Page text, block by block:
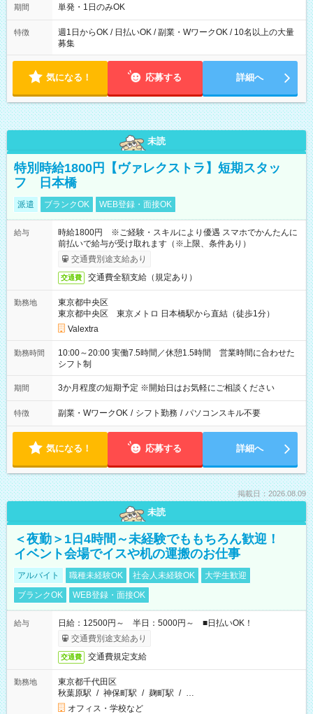
可能です！ ※1日あたりの最大実働時間は日勤、夜勤共に勤務し
期間 単発・1日のみOK
特徴
週1日からOK / 日払いOK / 副業・WワークOK / 10名以上の大量
募集
気になる！ 応募する 詳細へ
未読
特別時給1800円【ヴァレクストラ】短期スタッ
フ 日本橋
派遣 ブランクOK WEB登録・面接OK
給与
時給1800円 ※ご経験・スキルにより優遇 スマホでかんたんに
前払いで給与が受け取れます（※上限、条件あり）
交通費別途支給あり
交通費 交通費全額支給（規定あり）
勤務地
東京都中央区
東京都中央区 東京メトロ 日本橋駅から直結（徒歩1分）
Valextra
勤務時間
10:00～20:00 実働7.5時間／休憩1.5時間 営業時間に合わせた
シフト制
期間 3か月程度の短期予定 ※開始日はお気軽にご相談ください
特徴 副業・WワークOK / シフト勤務 / パソコンスキル不要
気になる！ 応募する 詳細へ
掲載日：2026.08.09
未読
＜夜勤＞1日4時間～未経験でももちろん歓迎！
イベント会場でイスや机の運搬のお仕事
アルバイト 職種未経験OK 社会人未経験OK
大学生歓迎
ブランクOK
WEB登録・面接OK
給与
日給：12500円～ 半日：5000円～ ■日払いOK！
交通費別途支給あり
交通費 交通費規定支給
勤務地
東京都千代田区
秋葉原駅 / 神保町駅 / 麹町駅 / …
オフィス・学校など